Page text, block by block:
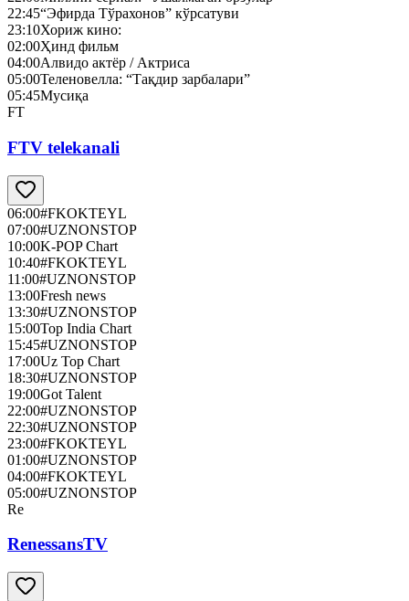
22:45“Эфирда Тўрахонов” кўрсатуви
23:10Хориж кино:
02:00Ҳинд фильм
04:00Алвидо актёр / Актриса
05:00Теленовелла: “Тақдир зарбалари”
05:45Мусиқа
FT
FTV telekanali
06:00#FKOKTEYL
07:00#UZNONSTOP
10:00K-POP Chart
10:40#FKOKTEYL
11:00#UZNONSTOP
13:00Fresh news
13:30#UZNONSTOP
15:00Top India Chart
15:45#UZNONSTOP
17:00Uz Top Chart
18:30#UZNONSTOP
19:00Got Talent
22:00#UZNONSTOP
22:30#UZNONSTOP
23:00#FKOKTEYL
01:00#UZNONSTOP
04:00#FKOKTEYL
05:00#UZNONSTOP
Re
RenessansTV